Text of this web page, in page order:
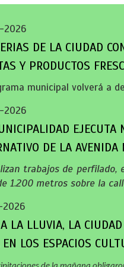
2026
DE LA CIUDAD
Y PRODUCTOS
municipal volverá a
2026
EJECUTA
DE LA AVENIDA
trabajos de perfilado,
1.200 metros sobre la
LA LLUVIA, LA
LOS ESPACIOS